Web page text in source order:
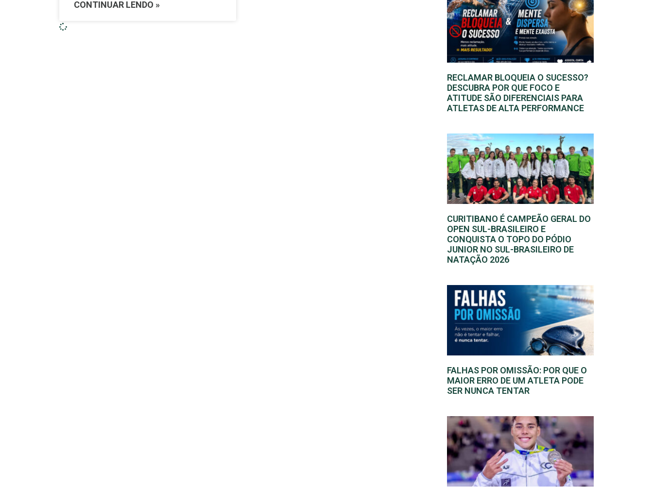
CONTINUAR LENDO »
RECLAMAR BLOQUEIA O SUCESSO?
DESCUBRA POR QUE FOCO E
ATITUDE SÃO DIFERENCIAIS PARA
ATLETAS DE ALTA PERFORMANCE
CURITIBANO É CAMPEÃO GERAL DO
OPEN SUL-BRASILEIRO E
CONQUISTA O TOPO DO PÓDIO
JUNIOR NO SUL-BRASILEIRO DE
NATAÇÃO 2026
FALHAS POR OMISSÃO: POR QUE O
MAIOR ERRO DE UM ATLETA PODE
SER NUNCA TENTAR